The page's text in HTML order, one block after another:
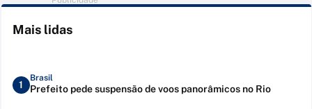
Mais lidas
1
Brasil
Prefeito pede suspensão de voos panorâmicos no Rio